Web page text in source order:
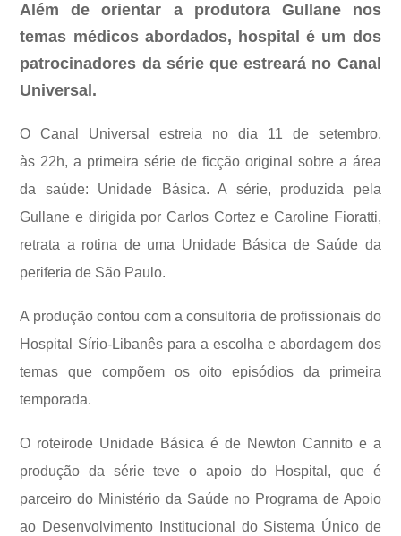
Além de orientar a produtora Gullane nos
temas médicos abordados, hospital é um dos
patrocinadores da série que estreará no Canal
Universal.
O Canal Universal estreia no dia 11 de setembro,
às 22h, a primeira série de ficção original sobre a área
da saúde: Unidade Básica. A série, produzida pela
Gullane e dirigida por Carlos Cortez e Caroline Fioratti,
retrata a rotina de uma Unidade Básica de Saúde da
periferia de São Paulo.
A produção contou com a consultoria de profissionais do
Hospital Sírio-Libanês para a escolha e abordagem dos
temas que compõem os oito episódios da primeira
temporada.
O roteirode Unidade Básica é de Newton Cannito e a
produção da série teve o apoio do Hospital, que é
parceiro do Ministério da Saúde no Programa de Apoio
ao Desenvolvimento Institucional do Sistema Único de